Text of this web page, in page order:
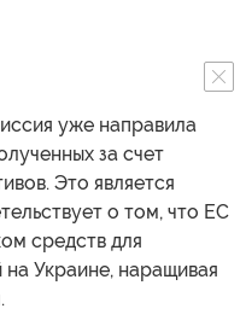
уже направила
за счет
Это является
о том, что ЕС
средств для
Украине, наращивая